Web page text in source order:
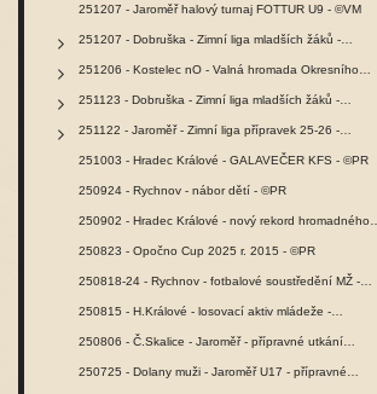
251207 - Jaroměř halový turnaj FOTTUR U9 - ©VM
251207 - Dobruška - Zimní liga mladších žáků -…
251206 - Kostelec nO - Valná hromada Okresního…
251123 - Dobruška - Zimní liga mladších žáků -…
251122 - Jaroměř - Zimní liga přípravek 25-26 -…
251003 - Hradec Králové - GALAVEČER KFS - ©PR
250924 - Rychnov - nábor dětí - ©PR
250902 - Hradec Králové - nový rekord hromadného…
250823 - Opočno Cup 2025 r. 2015 - ©PR
250818-24 - Rychnov - fotbalové soustředění MŽ -…
250815 - H.Králové - losovací aktiv mládeže -…
250806 - Č.Skalice - Jaroměř - přípravné utkání…
250725 - Dolany muži - Jaroměř U17 - přípravné…